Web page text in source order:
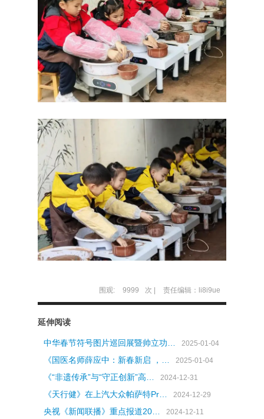
围观: 9999 次 | 责任编辑：li8i9ue
延伸阅读
中华春节符号图片巡回展暨帅立功… 2025-01-04
《国医名师薛应中：新春新启 ，… 2025-01-04
《“非遗传承”与“守正创新”高… 2024-12-31
《天行健》在上汽大众帕萨特Pr… 2024-12-29
​央视《新闻联播》重点报道20… 2024-12-11